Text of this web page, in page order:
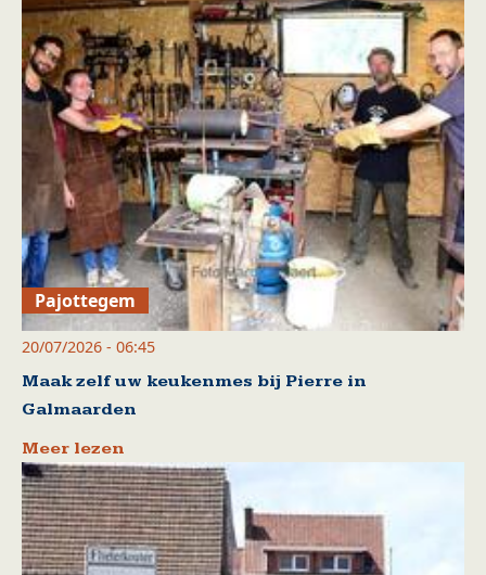
Pajottegem
20/07/2026 - 06:45
Maak zelf uw keukenmes bij Pierre in
Galmaarden
Meer lezen